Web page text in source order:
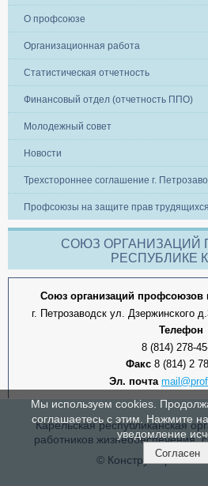
О профсоюзе
Организационная работа
Статистическая отчетность
Финансовый отдел (отчетность ППО)
Молодежный совет
Новости
Трехстороннее соглашение г.
Профсоюзы на защите прав
СОЮЗ ОРГАНИЗАЦИЙ
РЕСПУБЛИКЕ
Союз организаций профсоюзов
г. Петрозаводск ул. Дзержинского
Телефон
8 (814) 278-
Факс8 (814) 2
Эл. почта
Карельская республиканская
работников жизнеобеспечения,
© Конструктор сайтов
Мы используем cookies.
соглашаетесь с этим. Нажмите
уведомление
Согласен